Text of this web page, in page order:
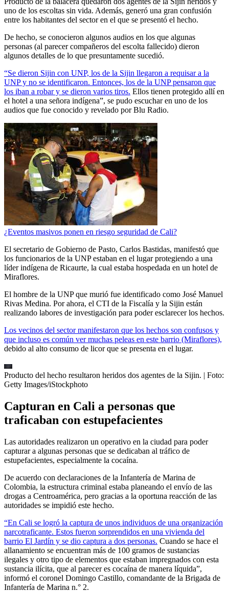
uno de los escoltas sin vida. Además, generó una gran confusión
entre los habitantes del sector en el que se presentó el hecho.
De hecho, se conocieron algunos audios en los que algunas
personas (al parecer compañeros del escolta fallecido) dieron
algunos detalles de lo que presuntamente sucedió.
“Se dieron Sijin con UNP, los de la Sijin llegaron a requisar a la
UNP y no se identificaron. Entonces, los de la UNP pensaron que
los iban a robar y se dieron varios tiros. Ellos tienen protegido allí en
el hotel a una señora indígena”, se pudo escuchar en uno de los
audios que fue conocido y revelado por Blu Radio.
¿Eventos masivos ponen en riesgo seguridad de Cali?
El secretario de Gobierno de Pasto, Carlos Bastidas, manifestó que
los funcionarios de la UNP estaban en el lugar protegiendo a una
líder indígena de Ricaurte, la cual estaba hospedada en un hotel de
Miraflores.
El hombre de la UNP que murió fue identificado como José Manuel
Rivas Medina. Por ahora, el CTI de la Fiscalía y la Sijin están
realizando labores de investigación para poder esclarecer los hechos.
Los vecinos del sector manifestaron que los hechos son confusos y
que incluso es común ver muchas peleas en este barrio (Miraflores),
debido al alto consumo de licor que se presenta en el lugar.
Producto del hecho resultaron heridos dos agentes de la Sijin. | Foto:
Getty Images/iStockphoto
Capturan en Cali a personas que
traficaban con estupefacientes
Las autoridades realizaron un operativo en la ciudad para poder
capturar a algunas personas que se dedicaban al tráfico de
estupefacientes, especialmente la cocaína.
De acuerdo con declaraciones de la Infantería de Marina de
Colombia, la estructura criminal estaba planeando el envío de las
drogas a Centroamérica, pero gracias a la oportuna reacción de las
autoridades se impidió este hecho.
“En Cali se logró la captura de unos individuos de una organización
narcotraficante. Estos fueron sorprendidos en una vivienda del
barrio El Jardín y se dio captura a dos personas. Cuando se hace el
allanamiento se encuentran más de 100 gramos de sustancias
ilegales y otro tipo de elementos que estaban impregnados con esta
sustancia ilícita, que al parecer es cocaína de manera líquida”,
informó el coronel Domingo Castillo, comandante de la Brigada de
Infantería de Marina n.° 2.